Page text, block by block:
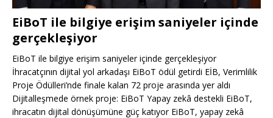
EiBoT ile bilgiye erişim saniyeler içinde
gerçekleşiyor
EiBoT ile bilgiye erişim saniyeler içinde gerçekleşiyor
İhracatçının dijital yol arkadaşı EiBoT ödül getirdi EİB, Verimlilik
Proje Ödülleri’nde finale kalan 72 proje arasında yer aldı
Dijitalleşmede örnek proje: EiBoT Yapay zekâ destekli EiBoT,
ihracatın dijital dönüşümüne güç katıyor EiBoT, yapay zekâ